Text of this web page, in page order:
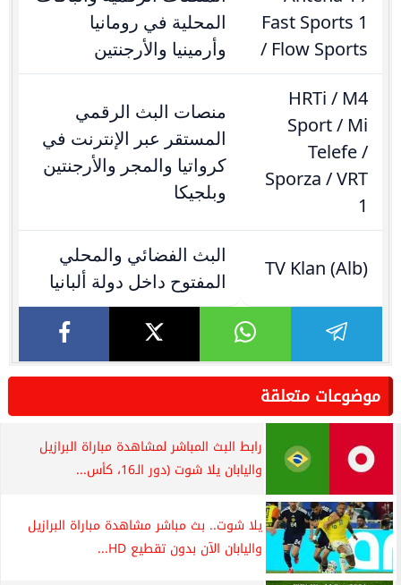
Fast Sports 1
/ Flow Sports
المحلية في رومانيا
وأرمينيا والأرجنتين
HRTi / M4
Sport / Mi
Telefe /
Sporza / VRT
1
منصات البث الرقمي
المستقر عبر الإنترنت في
كرواتيا والمجر والأرجنتين
وبلجيكا
TV Klan (Alb)
البث الفضائي والمحلي
المفتوح داخل دولة ألبانيا
موضوعات متعلقة
رابط البث المباشر لمشاهدة مباراة البرازيل
واليابان يلا شوت (دور الـ16، كأس...
يلا شوت.. بث مباشر مشاهدة مباراة البرازيل
واليابان الآن بدون تقطيع HD...